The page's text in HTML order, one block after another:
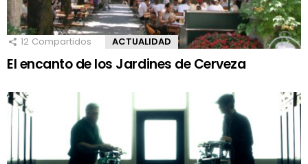
12 Compartidos ACTUALIDAD
El encanto de los Jardines de Cerveza